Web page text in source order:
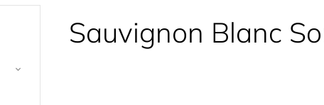
Sauvignon Blanc